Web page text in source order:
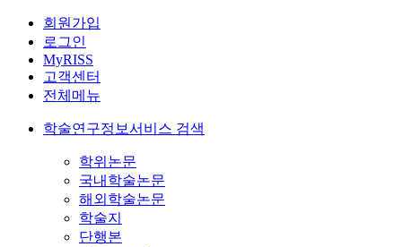
회원가입
로그인
MyRISS
고객센터
전체메뉴
학술연구정보서비스 검색
학위논문
국내학술논문
해외학술논문
학술지
단행본